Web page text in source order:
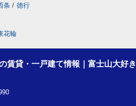
条 / 徳行
花輪
賃貸・一戸建て情報｜富士山大好き